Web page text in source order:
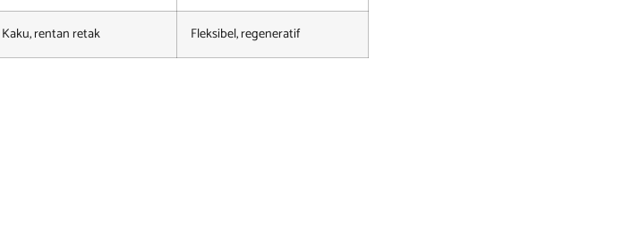
Kaku, rentan retak Fleksibel, regeneratif